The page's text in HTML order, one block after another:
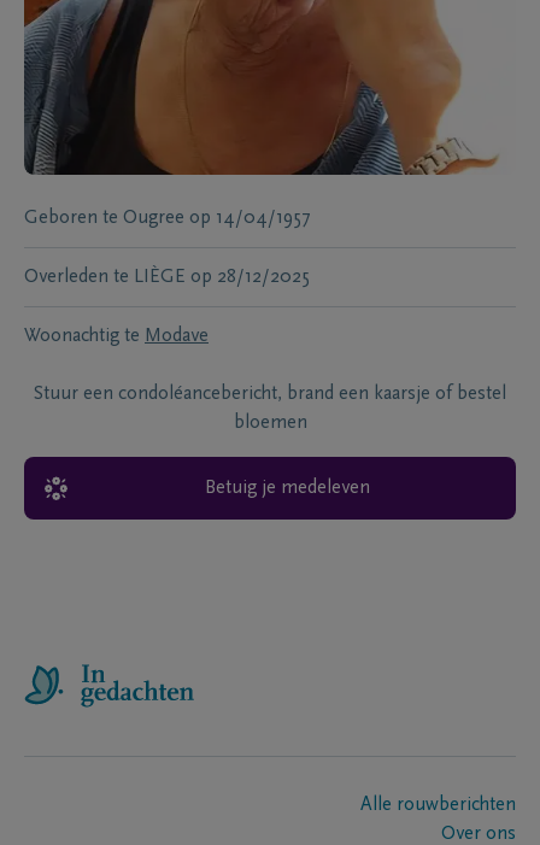
Geboren te Ougree op 14/04/1957
Overleden te LIÈGE op 28/12/2025
Woonachtig te Modave
Stuur een condoléancebericht, brand een kaarsje of bestel
bloemen
Betuig je medeleven
Alle rouwberichten
Over ons